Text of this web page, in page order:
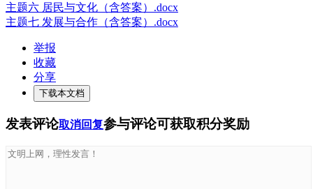
主题六 居民与文化（含答案）.docx
主题七 发展与合作（含答案）.docx
举报
收藏
分享
下载本文档
发表评论取消回复参与评论可获取积分奖励